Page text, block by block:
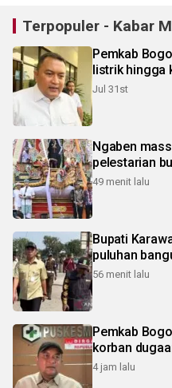
Terpopuler - Kabar
Pemkab
listrik hingga
Jul 31st
Ngaben
pelestarian
49 menit lalu
Bupati
puluhan
56 menit lalu
Pemkab
korban
4 jam lalu